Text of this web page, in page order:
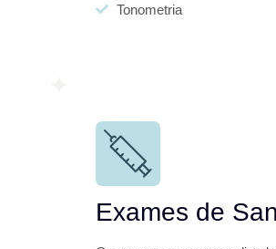
Tonometria
Exames de